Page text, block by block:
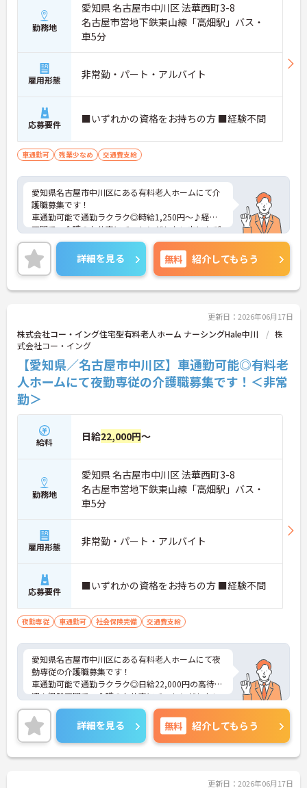
勤務地
愛知県 名古屋市中川区 法華西町3-8
名古屋市営地下鉄東山線「高畑駅」バス・
車5分
雇用形態 非常勤・パート・アルバイト
応募要件 ■いずれかの資格をお持ちの方 ■経験不問
車通勤可 残業少なめ 交通費支給
愛知県名古屋市中川区にある有料老人ホームにて介
護職募集です！
車通勤可能で通勤ラクラク◎時給1,250円～♪経験
不問で、介護のお仕事にチャレンジしたい方にもぴ
ったりの求人です。
ご興味のある方には、面接対策ポイントなど、さら
に詳細をご案内しますのでお気軽にご相談くださ
い！
詳細を見る 無料 紹介してもらう
更新日：2026年06月17日
株式会社コー・イング住宅型有料老人ホーム ナーシングHale中川
株
式会社コー・イング
【愛知県／名古屋市中川区】車通勤可能◎有料老
人ホームにて夜勤専従の介護職募集です！＜非常
勤＞
給料 日給22,000円～
勤務地
愛知県 名古屋市中川区 法華西町3-8
名古屋市営地下鉄東山線「高畑駅」バス・
車5分
雇用形態 非常勤・パート・アルバイト
応募要件 ■いずれかの資格をお持ちの方 ■経験不問
夜勤専従 車通勤可 社会保険完備 交通費支給
愛知県名古屋市中川区にある有料老人ホームにて夜
勤専従の介護職募集です！
車通勤可能で通勤ラクラク◎日給22,000円の高待
遇！経験不問で、介護のお仕事にチャレンジしたい
方にもぴったりの求人です。落ち着いた夜間帯で、
しっかり収入を確保できます。
ご興味のある方には、面接対策ポイントなど、さら
に詳細をご案内しますのでお気軽にご相談くださ
い！
詳細を見る 無料 紹介してもらう
更新日：2026年06月17日